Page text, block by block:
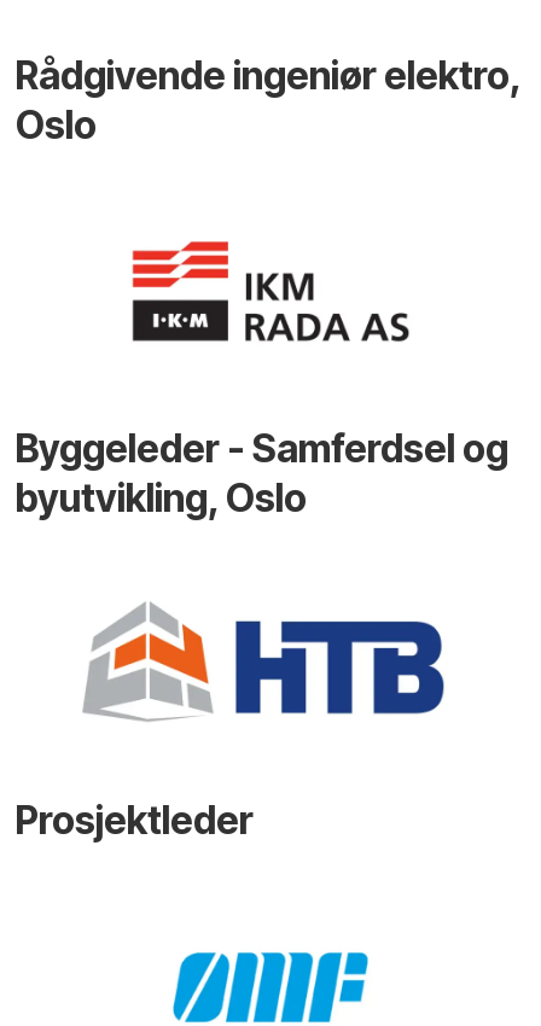
Rådgivende ingeniør elektro,
Oslo
Byggeleder - Samferdsel og
byutvikling, Oslo
Prosjektleder